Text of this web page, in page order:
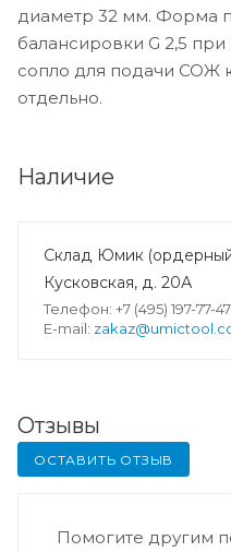
диаметр 32 мм. Форма
балансировки G 2,5
сопло для подачи СОЖ
отдельно.
Наличие
Склад Юмик
Кусковская, д. 20А
Телефон: +7 (495) 197-77-47,
E-mail:
Отзывы
ОСТАВИТЬ ОТЗЫВ
Помогите другим